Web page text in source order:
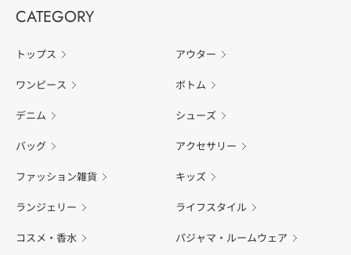
CATEGORY
トップス アウター
ワンピース ボトム
デニム シューズ
バッグ アクセサリー
ファッション雑貨 キッズ
ランジェリー ライフスタイル
コスメ・香水 パジャマ・ルームウェア